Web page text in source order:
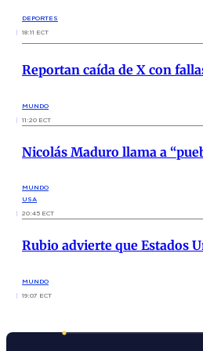
DEPORTES
18:11 ECT
Reportan caída de X con
MUNDO
11:20 ECT
Nicolás Maduro llama a
MUNDO
USA
20:45 ECT
Rubio advierte que Estados
MUNDO
19:07 ECT